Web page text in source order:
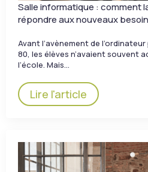
Salle informatique : comment
répondre aux nouveaux
Avant l’avènement de
80, les élèves n’avaient souvent
l’école. Mais…
Lire l'article